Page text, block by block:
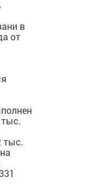
в
от
тыс.